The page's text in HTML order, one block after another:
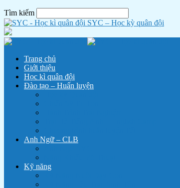
Tìm kiếm
SYC – Học kỳ quân đội
Trang chủ
Giới thiệu
Học kì quân đội
Đào tạo – Huấn luyện
Anh Ngữ – CLB
Kỹ năng